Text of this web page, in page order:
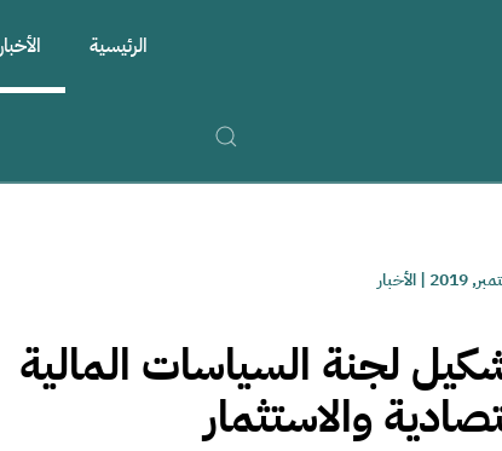
الرئيسية الأخبار
|الأخبار
لجنة السياسات المالية
والاستثمار